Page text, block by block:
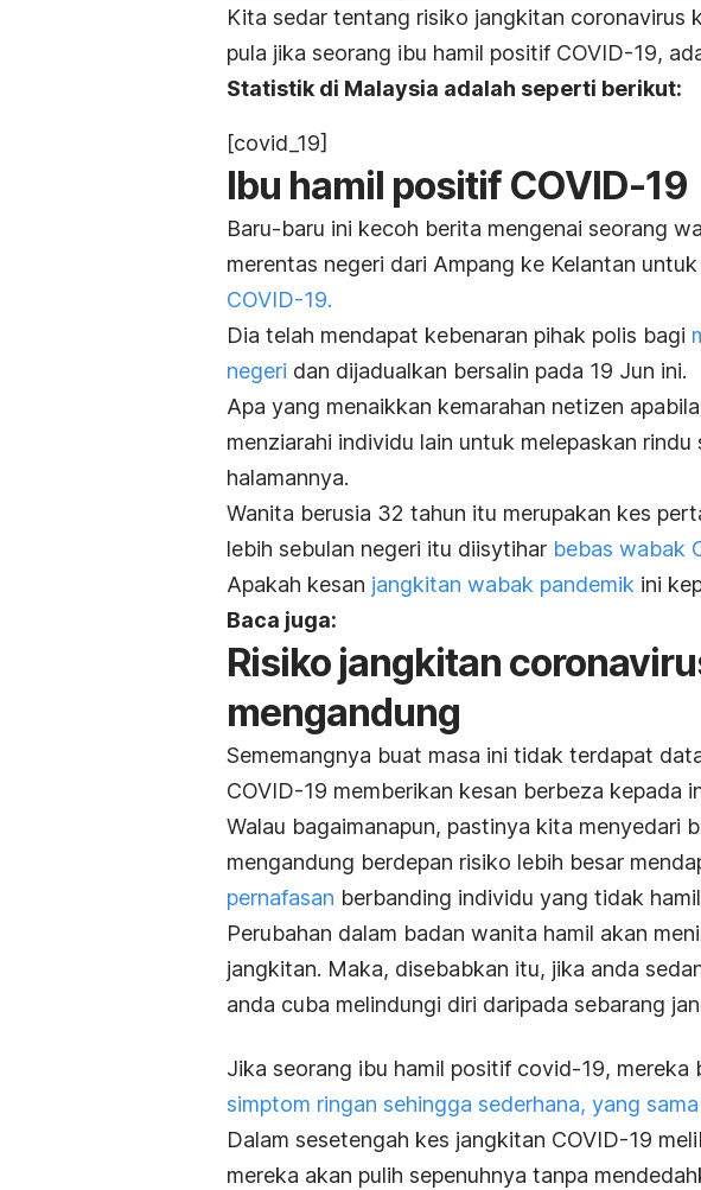
Kita sedar tentang risiko jangkitan coronavirus
pula jika seorang ibu hamil positif COVID-19,
Statistik di Malaysia adalah seperti berikut:
[covid_19]
Ibu hamil positif COVID-19
Baru-baru ini kecoh berita mengenai seorang
merentas negeri dari Ampang ke Kelantan
COVID-19.
Dia telah mendapat kebenaran pihak polis bagi
negeri dan dijadualkan bersalin pada 19 Jun ini.
Apa yang menaikkan kemarahan netizen
menziarahi individu lain untuk melepaskan
halamannya.
Wanita berusia 32 tahun itu merupakan kes
lebih sebulan negeri itu diisytihar bebas wabak
Apakah kesan jangkitan wabak pandemik ini
Baca juga:
Risiko jangkitan
mengandung
Sememangnya buat masa ini tidak terdapat
COVID-19 memberikan kesan berbeza kepada
Walau bagaimanapun, pastinya kita menyedari
mengandung berdepan risiko lebih besar
pernafasan berbanding individu yang tidak
Perubahan dalam badan wanita hamil akan
jangkitan. Maka, disebabkan itu, jika anda
anda cuba melindungi diri daripada sebarang
Jika seorang ibu hamil positif covid-19, mereka
simptom ringan sehingga sederhana, yang
Dalam sesetengah kes jangkitan COVID-19
mereka akan pulih sepenuhnya tanpa